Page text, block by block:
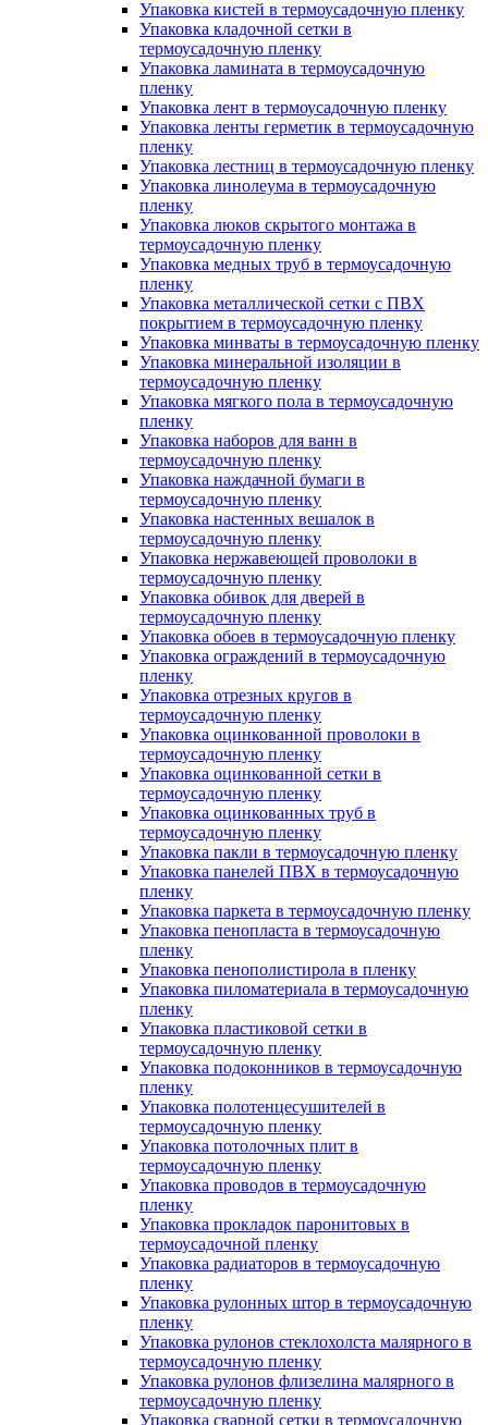
Упаковка кистей в термоусадочную пленку
Упаковка кладочной сетки в
термоусадочную пленку
Упаковка ламината в термоусадочную
пленку
Упаковка лент в термоусадочную пленку
Упаковка ленты герметик в термоусадочную
пленку
Упаковка лестниц в термоусадочную пленку
Упаковка линолеума в термоусадочную
пленку
Упаковка люков скрытого монтажа в
термоусадочную пленку
Упаковка медных труб в термоусадочную
пленку
Упаковка металлической сетки с ПВХ
покрытием в термоусадочную пленку
Упаковка минваты в термоусадочную пленку
Упаковка минеральной изоляции в
термоусадочную пленку
Упаковка мягкого пола в термоусадочную
пленку
Упаковка наборов для ванн в
термоусадочную пленку
Упаковка наждачной бумаги в
термоусадочную пленку
Упаковка настенных вешалок в
термоусадочную пленку
Упаковка нержавеющей проволоки в
термоусадочную пленку
Упаковка обивок для дверей в
термоусадочную пленку
Упаковка обоев в термоусадочную пленку
Упаковка ограждений в термоусадочную
пленку
Упаковка отрезных кругов в
термоусадочную пленку
Упаковка оцинкованной проволоки в
термоусадочную пленку
Упаковка оцинкованной сетки в
термоусадочную пленку
Упаковка оцинкованных труб в
термоусадочную пленку
Упаковка пакли в термоусадочную пленку
Упаковка панелей ПВХ в термоусадочную
пленку
Упаковка паркета в термоусадочную пленку
Упаковка пенопласта в термоусадочную
пленку
Упаковка пенополистирола в пленку
Упаковка пиломатериала в термоусадочную
пленку
Упаковка пластиковой сетки в
термоусадочную пленку
Упаковка подоконников в термоусадочную
пленку
Упаковка полотенцесушителей в
термоусадочную пленку
Упаковка потолочных плит в
термоусадочную пленку
Упаковка проводов в термоусадочную
пленку
Упаковка прокладок паронитовых в
термоусадочной пленку
Упаковка радиаторов в термоусадочную
пленку
Упаковка рулонных штор в термоусадочную
пленку
Упаковка рулонов стеклохолста малярного в
термоусадочную пленку
Упаковка рулонов флизелина малярного в
термоусадочную пленку
Упаковка сварной сетки в термоусадочную